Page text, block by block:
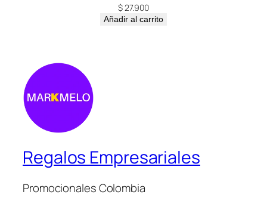
$27.900
Añadir al carrito
Regalos Empresariales
Promocionales Colombia